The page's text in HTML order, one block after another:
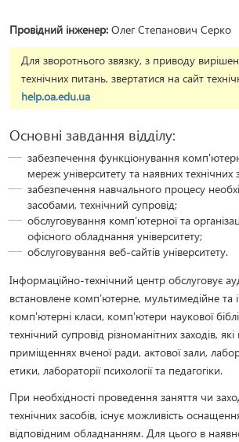
Провідний інженер: Олег Степанович Серко
Для зворотнього звязку, з приводу
технічних питань, звертатися на сайт
help.oa.edu.ua
Основні завдання відділу:
забезпечення функціонування
мереж університету та наявних технічних
забезпечення навчального процесу
засобами, технічний супровід;
обслуговування комп’ютерної та
офісного обладнання університету;
обслуговування веб-сайтів університету.
Інформаційно-технічний центр обслуговує
встановлене комп’ютерне, мультимедійне та
комп'ютерні класи, комп'ютери наукової
технічний супровід різноманітних заходів,
приміщеннях вченої ради, актової зали,
етики, лабораторії психології та педагогіки.
При необхідності проведення заняття чи
технічних засобів, існує можливість
відповідним обладнанням. Для цього в